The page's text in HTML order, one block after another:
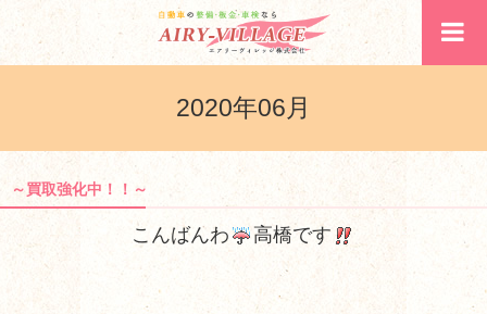
2020年06月
～買取強化中！！～
こんばんわ 高橋です